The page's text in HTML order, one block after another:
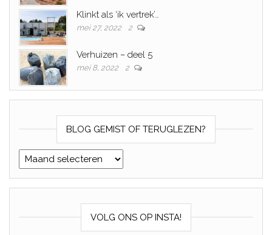
Klinkt als ‘ik vertrek’…
mei 27, 2022 2
Verhuizen – deel 5
mei 8, 2022 2
BLOG GEMIST OF TERUGLEZEN?
Blog gemist of teruglezen?
VOLG ONS OP INSTA!